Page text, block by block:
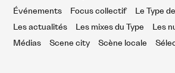
Événements
Focus collectif
Le Type
Les actualités
Les mixes du Type
Les
Médias
Scene city Scène locale